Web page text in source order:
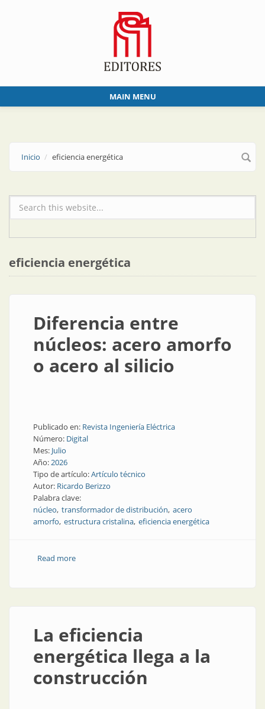
MAIN MENU
Inicio eficiencia energética
Formulario de búsqueda
eficiencia energética
Diferencia entre
núcleos: acero amorfo
o acero al silicio
Publicado en: Revista Ingeniería Eléctrica
Número: Digital
Mes: Julio
Año:2026
Tipo de artículo:Artículo técnico
Autor: Ricardo Berizzo
Palabra clave:
núcleo transformador de distribución acero
amorfo estructura cristalina eficiencia energética
Read moreabout Diferencia entre núcleos: acero amorfo o acero
La eficiencia
energética llega a la
construcción